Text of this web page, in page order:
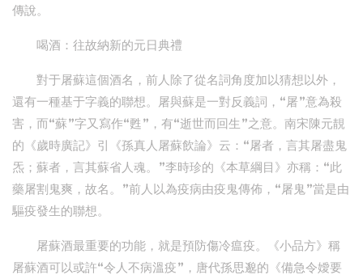
傳說。
喝酒：往故納新的元日典禮
對于屠蘇這個酒名，前人除了從名詞角度加以猜想以外，
還有一種基于字義的聯想。屠與蘇是一對反義詞，“屠”意為殺
害，而“蘇”字又寫作“甦”，有“逝世而回生”之意。南宋陳元靚
的《歲時廣記》引《孫真人屠蘇飲論》云：“屠者，言其屠盡鬼
炁；蘇者，言其蘇省人魂。”李時珍的《本草綱目》亦稱：“此
藥屠割鬼爽，故名。”前人以為疫病由疫鬼傳佈，“屠鬼”當是由
驅疫發生的聯想。
屠蘇酒最重要的功能，就是預防傷冷瘟疫。《小品方》稱
屠蘇酒可以或許“令人不病溫疫”，唐代孫思邈的《備急令嬡要